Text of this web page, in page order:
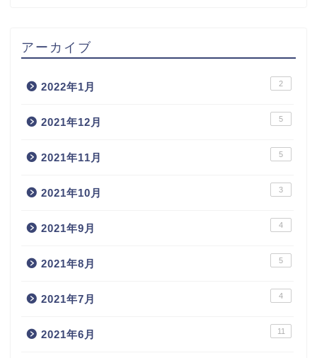
アーカイブ
2022年1月 2
2021年12月 5
2021年11月 5
2021年10月 3
2021年9月 4
2021年8月 5
2021年7月 4
2021年6月 11